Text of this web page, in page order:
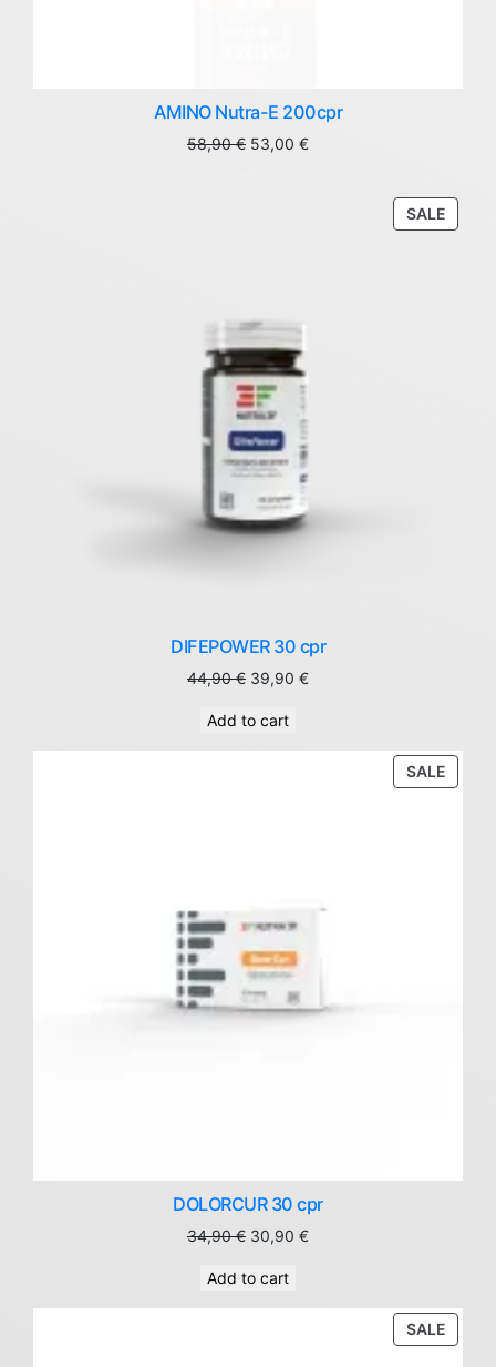
AMINO Nutra-E 200cpr
58,90€ Original
53,00 €Current
SALE
ON
DIFEPOWER 30 cpr
44,90€ Original
was:
39,90 €Current
Add to cart
SALE
ON
DOLORCUR 30 cpr
34,90€ Original
was:
34,90 €.
30,90 €Current
30,90 €.
Add to cart
SALE
ON